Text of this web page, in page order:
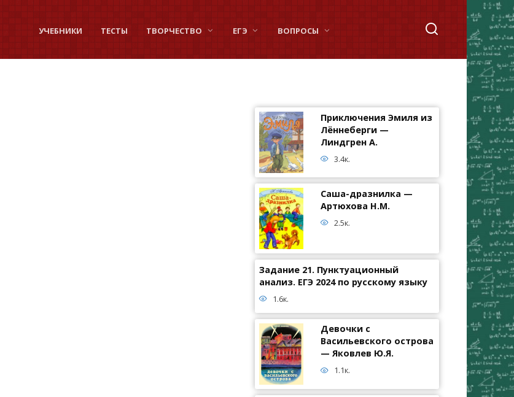
УЧЕБНИКИ ТЕСТЫ ТВОРЧЕСТВО ЕГЭ ВОПРОСЫ
Приключения Эмиля из
Лённеберги —
Линдгрен А.
3.4к.
Саша-дразнилка —
Артюхова Н.М.
2.5к.
Задание 21. Пунктуационный
анализ. ЕГЭ 2024 по русскому языку
1.6к.
Девочки с
Васильевского острова
— Яковлев Ю.Я.
1.1к.